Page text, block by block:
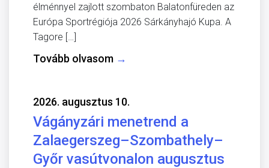
élménnyel zajlott szombaton Balatonfüreden az
Európa Sportrégiója 2026 Sárkányhajó Kupa. A
Tagore […]
Tovább olvasom →
2026. augusztus 10.
Vágányzári menetrend a
Zalaegerszeg–Szombathely–
Győr vasútvonalon augusztus